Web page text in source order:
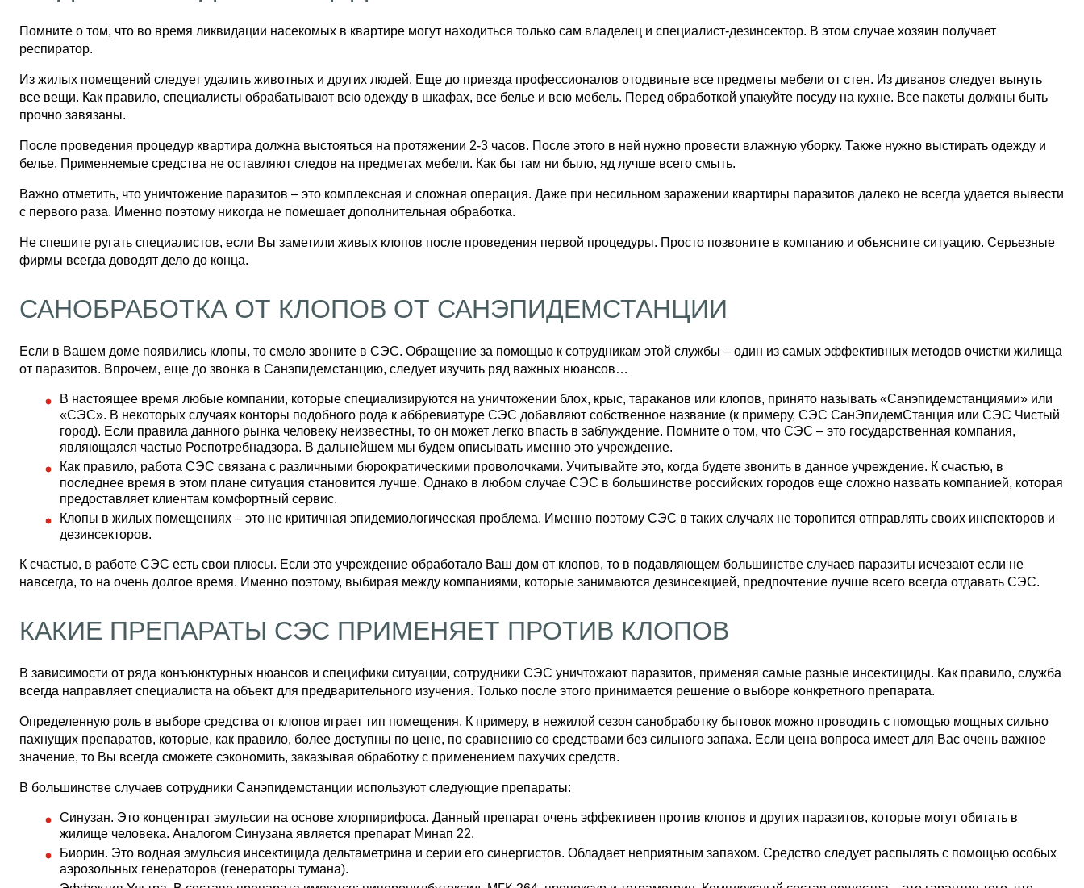
Помните о том, что во время ликвидации насекомых в квартире могут находиться только сам владелец и специалист-дезинсектор. В этом случае хозяин получает
респиратор.
Из жилых помещений следует удалить животных и других людей. Еще до приезда профессионалов отодвиньте все предметы мебели от стен. Из диванов следует вынуть
все вещи. Как правило, специалисты обрабатывают всю одежду в шкафах, все белье и всю мебель. Перед обработкой упакуйте посуду на кухне. Все пакеты должны быть
прочно завязаны.
После проведения процедур квартира должна выстояться на протяжении 2-3 часов. После этого в ней нужно провести влажную уборку. Также нужно выстирать одежду и
белье. Применяемые средства не оставляют следов на предметах мебели. Как бы там ни было, яд лучше всего смыть.
Важно отметить, что уничтожение паразитов – это комплексная и сложная операция. Даже при несильном заражении квартиры паразитов далеко не всегда удается вывести
с первого раза. Именно поэтому никогда не помешает дополнительная обработка.
Не спешите ругать специалистов, если Вы заметили живых клопов после проведения первой процедуры. Просто позвоните в компанию и объясните ситуацию. Серьезные
фирмы всегда доводят дело до конца.
САНОБРАБОТКА ОТ КЛОПОВ ОТ САНЭПИДЕМСТАНЦИИ
Если в Вашем доме появились клопы, то смело звоните в СЭС. Обращение за помощью к сотрудникам этой службы – один из самых эффективных методов очистки жилища
от паразитов. Впрочем, еще до звонка в Санэпидемстанцию, следует изучить ряд важных нюансов…
В настоящее время любые компании, которые специализируются на уничтожении блох, крыс, тараканов или клопов, принято называть «Санэпидемстанциями» или
«СЭС». В некоторых случаях конторы подобного рода к аббревиатуре СЭС добавляют собственное название (к примеру, СЭС СанЭпидемСтанция или СЭС Чистый
город). Если правила данного рынка человеку неизвестны, то он может легко впасть в заблуждение. Помните о том, что СЭС – это государственная компания,
являющаяся частью Роспотребнадзора. В дальнейшем мы будем описывать именно это учреждение.
Как правило, работа СЭС связана с различными бюрократическими проволочками. Учитывайте это, когда будете звонить в данное учреждение. К счастью, в
последнее время в этом плане ситуация становится лучше. Однако в любом случае СЭС в большинстве российских городов еще сложно назвать компанией, которая
предоставляет клиентам комфортный сервис.
Клопы в жилых помещениях – это не критичная эпидемиологическая проблема. Именно поэтому СЭС в таких случаях не торопится отправлять своих инспекторов и
дезинсекторов.
К счастью, в работе СЭС есть свои плюсы. Если это учреждение обработало Ваш дом от клопов, то в подавляющем большинстве случаев паразиты исчезают если не
навсегда, то на очень долгое время. Именно поэтому, выбирая между компаниями, которые занимаются дезинсекцией, предпочтение лучше всего всегда отдавать СЭС.
КАКИЕ ПРЕПАРАТЫ СЭС ПРИМЕНЯЕТ ПРОТИВ КЛОПОВ
В зависимости от ряда конъюнктурных нюансов и специфики ситуации, сотрудники СЭС уничтожают паразитов, применяя самые разные инсектициды. Как правило, служба
всегда направляет специалиста на объект для предварительного изучения. Только после этого принимается решение о выборе конкретного препарата.
Определенную роль в выборе средства от клопов играет тип помещения. К примеру, в нежилой сезон санобработку бытовок можно проводить с помощью мощных сильно
пахнущих препаратов, которые, как правило, более доступны по цене, по сравнению со средствами без сильного запаха. Если цена вопроса имеет для Вас очень важное
значение, то Вы всегда сможете сэкономить, заказывая обработку с применением пахучих средств.
В большинстве случаев сотрудники Санэпидемстанции используют следующие препараты:
Синузан. Это концентрат эмульсии на основе хлорпирифоса. Данный препарат очень эффективен против клопов и других паразитов, которые могут обитать в
жилище человека. Аналогом Синузана является препарат Минап 22.
Биорин. Это водная эмульсия инсектицида дельтаметрина и серии его синергистов. Обладает неприятным запахом. Средство следует распылять с помощью особых
аэрозольных генераторов (генераторы тумана).